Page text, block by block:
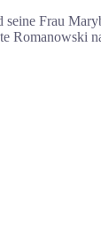
Frau